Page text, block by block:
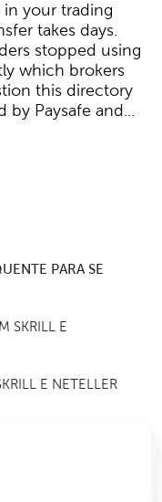
PARA SE
SKRILL E
E NETELLER
in your trading
takes days.
stopped using
which brokers
this directory
by Paysafe and...